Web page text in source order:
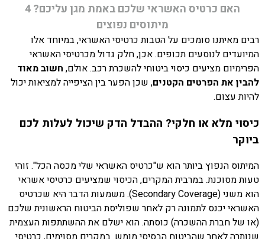
האם כרטיס האשראי שלכם באמת מגן עליכם? 4
מיתוסים נפוצים
רבים מאיתנו סומכים על הטבות כרטיסי האשראי, במיוחד אלו
המיועדים לנוסעים תכופים. אכן, חלק גדול מכרטיסי האשראי
הפרימיום מציעים כיסוי ביטוחי להשכרת רכב. אולם, חשוב מאוד
להבין את הפרטים הקטנים, שכן הפער בין הציפייה למציאות יכול
להיות עצום.
כיסוי מלא או חלקי? ההבדל הדק שיכול לעלות לכם
ביוקר
המיתוס הנפוץ ביותר הוא ש"כרטיס האשראי שלי מכסה הכל". זוהי
טעות מסוכנת. במרבית המקרים, הכיסוי שמציעים כרטיסי אשראי
הוא משני (Secondary Coverage). משמעות הדבר היא שכרטיס
האשראי יכנס לתמונה רק לאחר שפוליסת הביטוח הראשונית שלכם
(או של חברת ההשכרה) כוסתה. הוא ישלם את ההשתתפות העצמית